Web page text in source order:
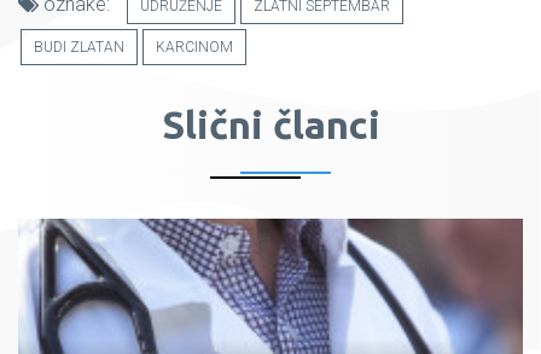
UDRUŽENJE ZLATNI SEPTEMBAR
BUDI ZLATAN KARCINOM
Slični članci